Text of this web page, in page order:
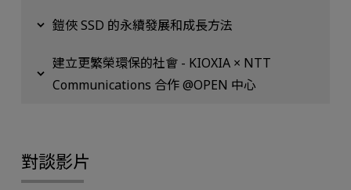
鎧俠 SSD 的永續發展和成長方法
建立更繁榮環保的社會 - KIOXIA × NTT
Communications 合作 @OPEN 中心
對談影片